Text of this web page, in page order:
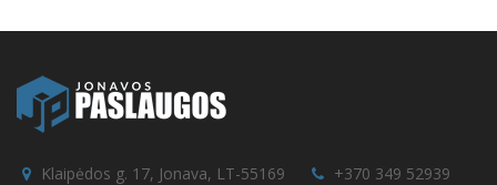
Klaipėdos g. 17, Jonava, LT-55169
+370 349 52939